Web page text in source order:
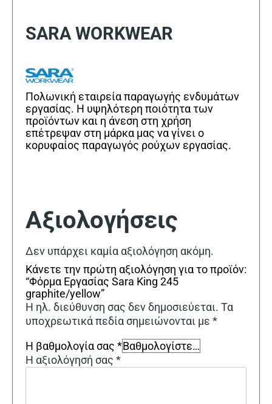
SARA WORKWEAR
Πολωνική εταιρεία παραγωγής ενδυμάτων
εργασίας. Η υψηλότερη ποιότητα των
προϊόντων και η άνεση στη χρήση
επέτρεψαν στη μάρκα μας να γίνει ο
κορυφαίος παραγωγός ρούχων εργασίας.
Αξιολογήσεις
Δεν υπάρχει καμία αξιολόγηση ακόμη.
Κάνετε την πρώτη αξιολόγηση για το προϊόν:
“Φόρμα Εργασίας Sara King 245
graphite/yellow”
Η ηλ. διεύθυνση σας δεν δημοσιεύεται. Τα
υποχρεωτικά πεδία σημειώνονται με *
Η βαθμολογία σας *
Η αξιολόγησή σας *